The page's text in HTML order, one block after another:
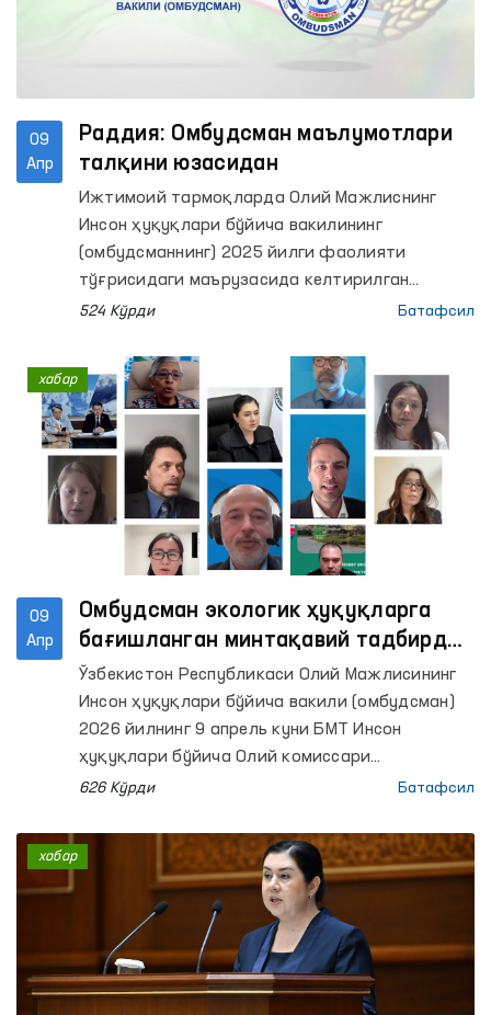
09
Апр
Раддия: Омбудсман маълумотлари
талқини юзасидан
Ижтимоий тармоқларда Олий Мажлиснинг
Инсон ҳуқуқлари бўйича вакилининг
(омбудсманнинг) 2025 йилги фаолияти
тўғрисидаги маърузасида келтирилган
маълумотни Олий суд ахборот
натижасида нотўғри талқинлар юзага
келмоқда.
524 Кўрди Батафсил
09
Апр
Омбудсман экологик ҳуқуқларга
бағишланган минтақавий тадбирда
иштирок этди
Ўзбекистон Республикаси Олий Мажлисининг
Инсон ҳуқуқлари бўйича вакили (омбудсман)
2026 йилнинг 9 апрель куни БМТ Инсон
ҳуқуқлари бўйича Олий комиссари
бошқармаси томонидан ташкил этилган
ривожланиш ҳуқуқини амалга оширишда
Шимол–Жануб, Жануб–Жануб ва уч томонлама
ҳамкорликнинг ўрни” мавзусида ташкил
этилган онлайн минтақавий тадбирда
иштирок этди.
626 Кўрди Батафсил
хабар
хабар